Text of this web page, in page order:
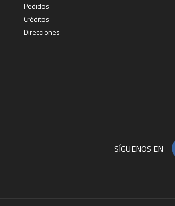
Pedidos
Créditos
Direcciones
SÍGUENOS EN